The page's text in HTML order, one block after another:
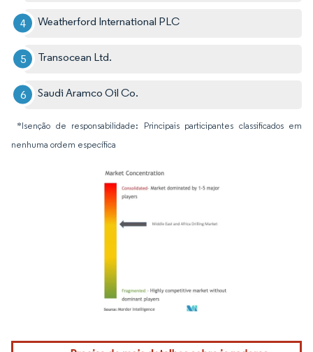
Weatherford International PLC
Transocean Ltd.
Saudi Aramco Oil Co.
*Isenção de responsabilidade: Principais participantes classificados em
nenhuma ordem específica
Imagem © Mordor Intelligence. O reuso requer atribuição conforme CC BY 4.0.